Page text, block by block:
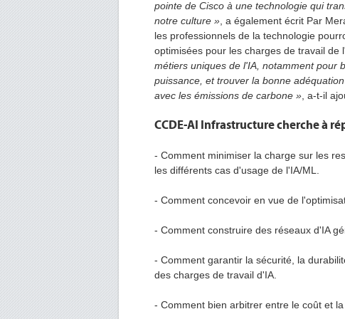
pointe de Cisco à une technologie qui
notre culture » , a également écrit Par
les professionnels de la technologie
optimisées pour les charges de travail de
métiers uniques de l'IA, notamment pour
puissance, et trouver la bonne
avec les émissions de carbone » , a-t-il
CCDE-AI Infrastructure cherche à
- Comment minimiser la charge sur les
les différents cas d'usage de l'IA/ML.
- Comment concevoir en vue de
- Comment construire des réseaux d'IA
- Comment garantir la sécurité, la
des charges de travail d'IA.
- Comment bien arbitrer entre le coût et la